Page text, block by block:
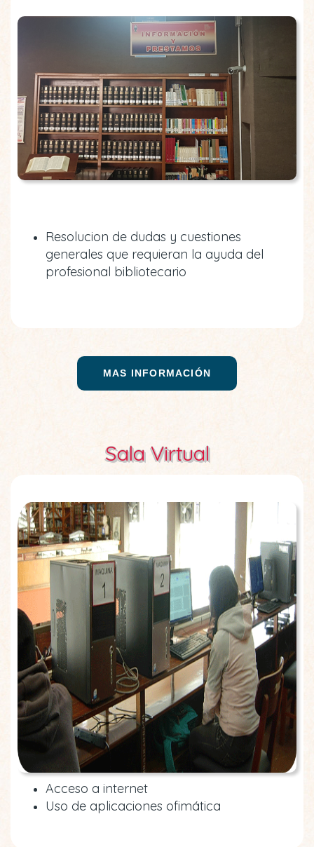
Resolucion de dudas y cuestiones
generales que requieran la ayuda del
profesional bibliotecario
MAS INFORMACIÓN
Sala Virtual
Acceso a internet
Uso de aplicaciones ofimática